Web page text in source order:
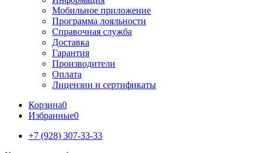
Мобильное приложение
Программа лояльности
Справочная служба
Доставка
Гарантия
Производители
Оплата
Лицензии и сертификаты
Корзина0
Избранные0
+7 (928) 307-33-33